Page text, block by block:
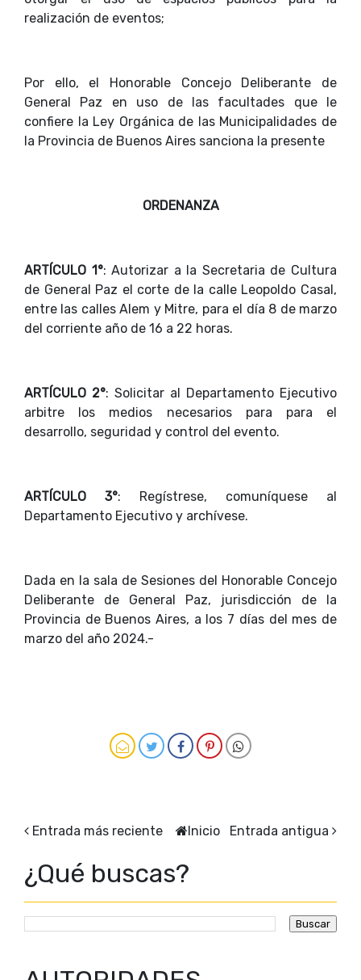
realización de eventos;
Por ello, el Honorable Concejo Deliberante de
General Paz en uso de las facultades que le
confiere la Ley Orgánica de las Municipalidades de
la Provincia de Buenos Aires sanciona la presente
ORDENANZA
ARTÍCULO 1°: Autorizar a la Secretaria de Cultura
de General Paz el corte de la calle Leopoldo Casal,
entre las calles Alem y Mitre, para el día 8 de marzo
del corriente año de 16 a 22 horas.
ARTÍCULO 2°: Solicitar al Departamento Ejecutivo
arbitre los medios necesarios para para el
desarrollo, seguridad y control del evento.
ARTÍCULO 3°: Regístrese, comuníquese al
Departamento Ejecutivo y archívese.
Dada en la sala de Sesiones del Honorable Concejo
Deliberante de General Paz, jurisdicción de la
Provincia de Buenos Aires, a los 7 días del mes de
marzo del año 2024.-
Entrada más reciente Entrada antigua
Inicio
¿Qué buscas?